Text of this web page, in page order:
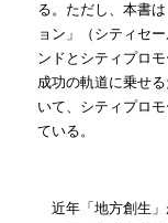
る。ただし、本書
ョン」（シティセ
ンドとシティプロ
成功の軌道に乗せ
いて、シティプロ
ている。
近年「地方創生